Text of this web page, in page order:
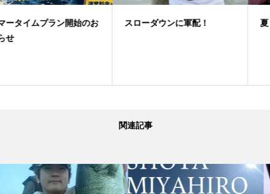
スローダウンに軍配！ 夏！フリーリグゲーム
関連記事